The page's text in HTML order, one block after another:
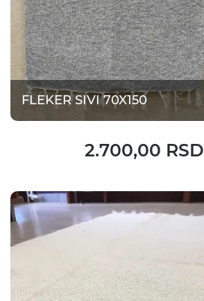
FLEKER SIVI 70X150
2.700,00 RSD